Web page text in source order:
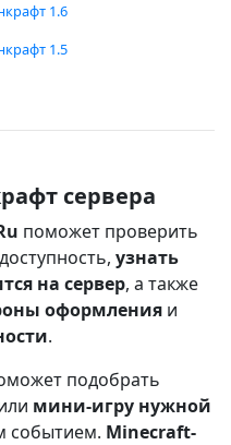
1.6
1.5
сервера
поможет проверить
узнать
на сервер, а также
оформления и
.
подобрать
мини-игру нужной
событием. Minecraft-